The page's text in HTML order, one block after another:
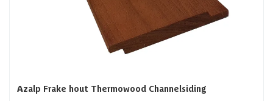
Azalp Frake hout Thermowood Channelsiding